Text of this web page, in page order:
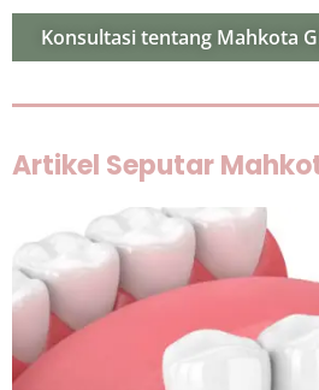
Konsultasi tentang Mahkota
Artikel Seputar